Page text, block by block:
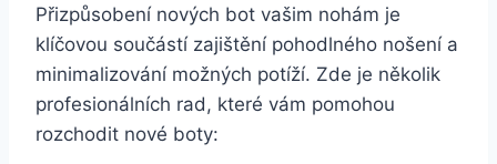
Přizpůsobení nových bot vašim nohám ‌je
klíčovou součástí ​zajištění ⁤pohodlného nošení a
minimalizování možných potíží. Zde je několik
⁣profesionálních ​rad, které vám⁣ pomohou
rozchodit nové boty: